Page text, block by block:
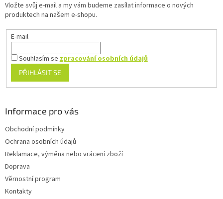
Vložte svůj e-mail a my vám budeme zasílat informace o nových
produktech na našem e-shopu.
E-mail
Souhlasím sezpracování osobních údajů
PŘIHLÁSIT SE
Informace pro vás
Obchodní podmínky
Ochrana osobních údajů
Reklamace, výměna nebo vrácení zboží
Doprava
Věrnostní program
Kontakty